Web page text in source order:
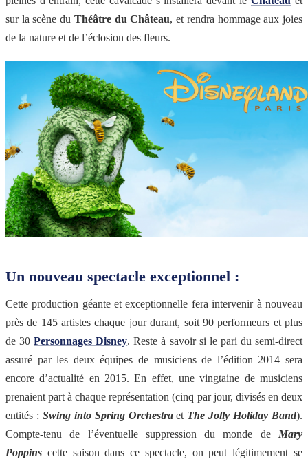
sur la scène du Théâtre du Château, et rendra hommage aux joies
de la nature et de l’éclosion des fleurs.
Un nouveau spectacle exceptionnel :
Cette production géante et exceptionnelle fera intervenir à nouveau
près de 145 artistes chaque jour durant, soit 90 performeurs et plus
de 30Personnages Disney. Reste à savoir si le pari du semi-direct
assuré par les deux équipes de musiciens de l’édition 2014 sera
encore d’actualité en 2015. En effet, une vingtaine de musiciens
prenaient part à chaque représentation (cinq par jour, divisés en deux
entités : Swing into Spring Orchestraet The Jolly Holiday Band).
Compte-tenu de l’éventuelle suppression du monde de Mary
Poppins cette saison dans ce spectacle, on peut légitimement se